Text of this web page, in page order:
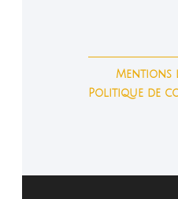
Mentions
Politique de